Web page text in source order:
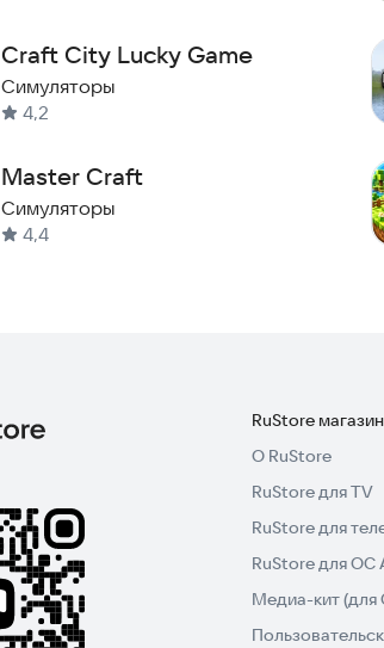
Craft City Lucky Game
Симуляторы
4,2
Master Craft
Симуляторы
4,4
RuStore
О RuStore
RuStore для TV
RuStore для
RuStore для ОС
Медиа-кит